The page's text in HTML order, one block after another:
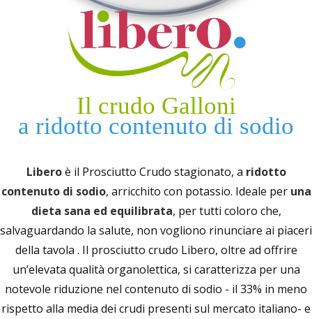
Il crudo Galloni
a ridotto contenuto di sodio
Liberoè il Prosciutto Crudo stagionato, a ridotto
contenuto di sodio, arricchito con potassio. Ideale per una
dieta sana ed equilibrata, per tutti coloro che,
salvaguardando la salute, non vogliono rinunciare ai piaceri
della tavola . Il prosciutto crudo Libero, oltre ad offrire
un’elevata qualità organolettica, si caratterizza per una
notevole riduzione nel contenuto di sodio - il 33% in meno
rispetto alla media dei crudi presenti sul mercato italiano- e